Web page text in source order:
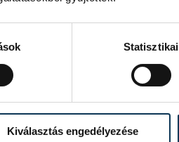
Statisztikai
Kiválasztás engedélyezése